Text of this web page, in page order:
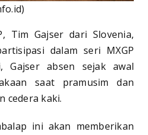
Tim Gajser dari Slovenia,
dalam seri MXGP
Gajser absen sejak awal
saat pramusim dan
cedera kaki.
ini akan memberikan